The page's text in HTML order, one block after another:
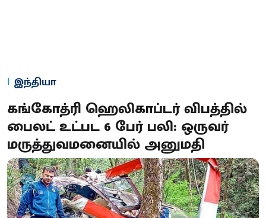
இந்தியா
கங்கோத்ரி ஹெலிகாப்டர் விபத்தில்
பைலட் உட்பட 6 பேர் பலி: ஒருவர்
மருத்துவமனையில் அனுமதி